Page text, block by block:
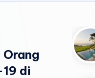
di